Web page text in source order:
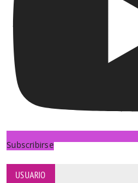
Subscribirse
USUARIO